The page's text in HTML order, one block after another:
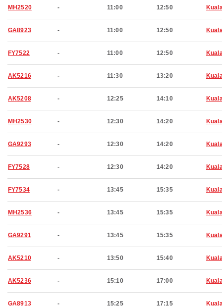
MH2520 - 11:00 12:50
GA8923 - 11:00 12:50
FY7522 - 11:00 12:50
AK5216 - 11:30 13:20
AK5208 - 12:25 14:10
MH2530 - 12:30 14:20
GA9293 - 12:30 14:20
FY7528 - 12:30 14:20
FY7534 - 13:45 15:35
MH2536 - 13:45 15:35
GA9291 - 13:45 15:35
AK5210 - 13:50 15:40
AK5236 - 15:10 17:00
GA8913 - 15:25 17:15